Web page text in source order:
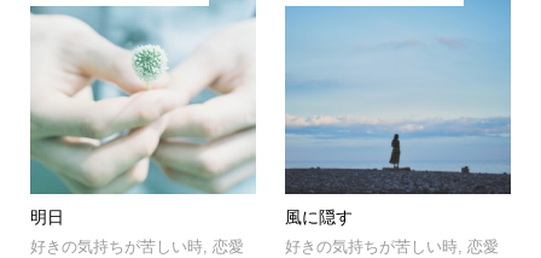
明日
好きの気持ちが苦しい時, 恋愛
風に隠す
好きの気持ちが苦しい時,恋愛